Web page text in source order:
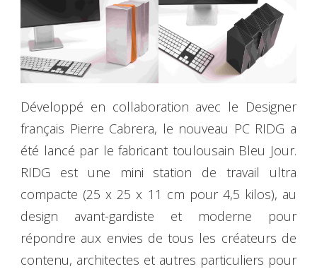
Développé en collaboration avec le Designer
français Pierre Cabrera, le nouveau PC RIDG a
été lancé par le fabricant toulousain Bleu Jour.
RIDG est une mini station de travail ultra
compacte (25 x 25 x 11 cm pour 4,5 kilos), au
design avant-gardiste et moderne pour
répondre aux envies de tous les créateurs de
contenu, architectes et autres particuliers pour